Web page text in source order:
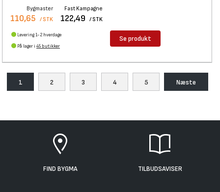
Bygmaster
110,65 / STK
Fast Kampagne
122,49 / STK
Levering 1-2 hverdage
På lager i 45 butikker
Se produkt
1 2 3 4 5 Næste
FIND BYGMA TILBUDSAVISER